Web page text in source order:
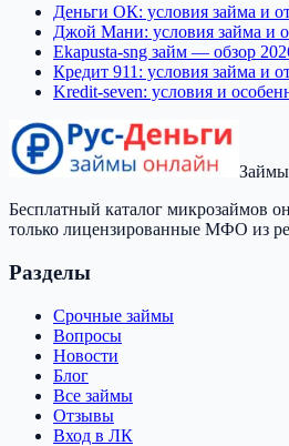
Деньги ОК: условия займа и
Джой Мани: условия займа и
Ekapusta-sng займ — обзор
Кредит 911: условия займа и
Kredit-seven: условия и
Займы
Бесплатный каталог микрозаймов
только лицензированные МФО из
Разделы
Срочные займы
Вопросы
Новости
Блог
Все займы
Отзывы
Вход в ЛК